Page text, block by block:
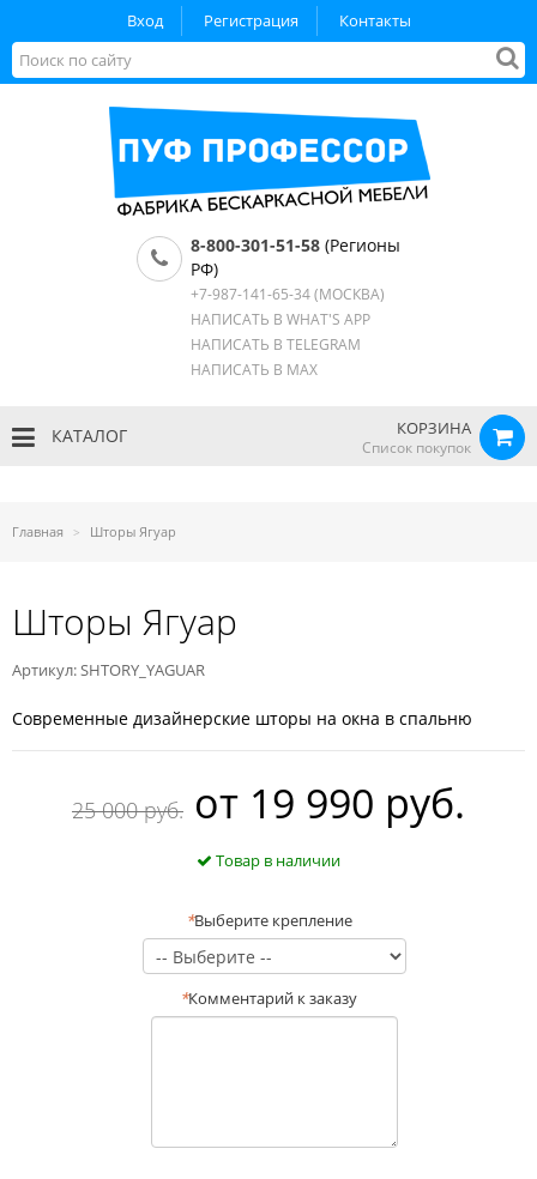
Вход Регистрация Контакты
8-800-301-51-58 (Регионы
РФ)
+7-987-141-65-34(МОСКВА)
НАПИСАТЬ В WHAT'S APP
НАПИСАТЬ В TELEGRAM
НАПИСАТЬ В MAX
КОРЗИНА
Список покупок
КАТАЛОГ
Главная Шторы Ягуар
Шторы Ягуар
Артикул: SHTORY_YAGUAR
Современные дизайнерские шторы на окна в спальню
25 000 руб. oт 19 990 руб.
Товар в наличии
*Выберите крепление
*Комментарий к заказу